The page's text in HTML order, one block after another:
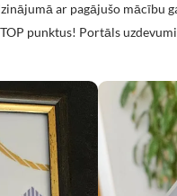
ar pagājušo mācību
punktus! Portāls